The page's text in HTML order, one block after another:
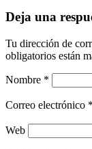
Deja una
Tu dirección de
obligatorios están
Nombre *
Correo electrónico *
Web